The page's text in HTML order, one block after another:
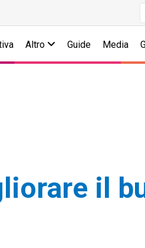
Altro Guide Media
il